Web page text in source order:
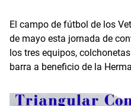
El campo de fútbol de los
de mayo esta jornada de
los tres equipos,
barra a beneficio de la